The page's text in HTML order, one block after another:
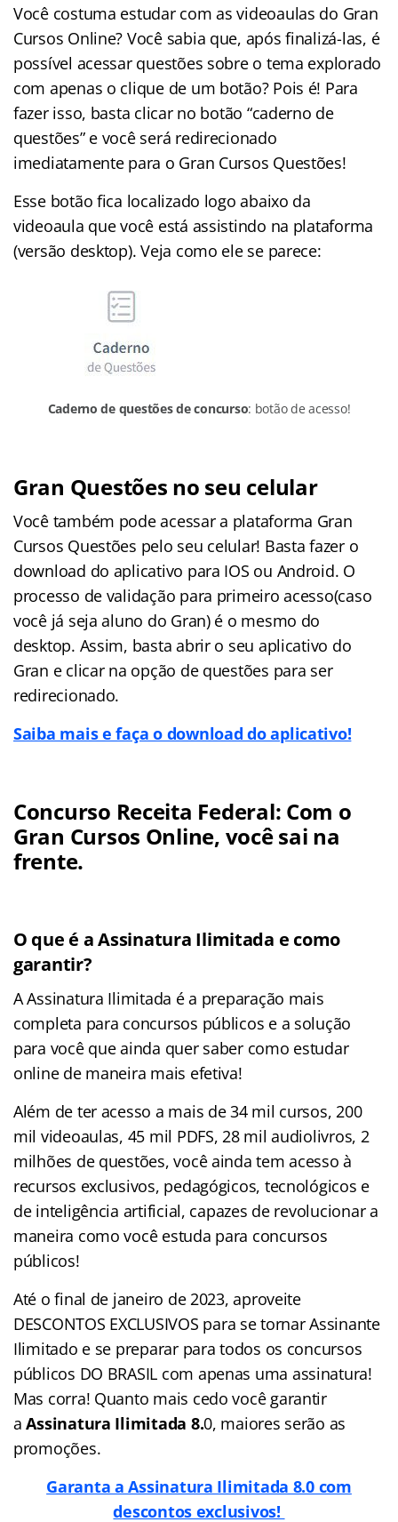
Você costuma estudar com as videoaulas do Gran
Cursos Online? Você sabia que, após finalizá-las, é
possível acessar questões sobre o tema explorado
com apenas o clique de um botão? Pois é! Para
fazer isso, basta clicar no botão “caderno de
questões” e você será redirecionado
imediatamente para o Gran Cursos Questões!
Esse botão fica localizado logo abaixo da
videoaula que você está assistindo na plataforma
(versão desktop). Veja como ele se parece:
Caderno de questões de concurso: botão de acesso!
Gran Questões no seu celular
Você também pode acessar a plataforma Gran
Cursos Questões pelo seu celular! Basta fazer o
download do aplicativo para IOS ou Android. O
processo de validação para primeiro acesso(caso
você já seja aluno do Gran) é o mesmo do
desktop. Assim, basta abrir o seu aplicativo do
Gran e clicar na opção de questões para ser
redirecionado.
Saiba mais e faça o download do aplicativo!
Concurso Receita Federal: Com o
Gran Cursos Online, você sai na
frente.
O que é a Assinatura Ilimitada e como
garantir?
A Assinatura Ilimitada é a preparação mais
completa para concursos públicos e a solução
para você que ainda quer saber como estudar
online de maneira mais efetiva!
Além de ter acesso a mais de 34 mil cursos, 200
mil videoaulas, 45 mil PDFS, 28 mil audiolivros, 2
milhões de questões, você ainda tem acesso à
recursos exclusivos, pedagógicos, tecnológicos e
de inteligência artificial, capazes de revolucionar a
maneira como você estuda para concursos
públicos!
Até o final de janeiro de 2023, aproveite
DESCONTOS EXCLUSIVOS para se tornar Assinante
Ilimitado e se preparar para todos os concursos
públicos DO BRASIL com apenas uma assinatura!
Mas corra! Quanto mais cedo você garantir
aAssinatura Ilimitada 8.0, maiores serão as
promoções.
Garanta a Assinatura Ilimitada 8.0 com
descontos exclusivos!